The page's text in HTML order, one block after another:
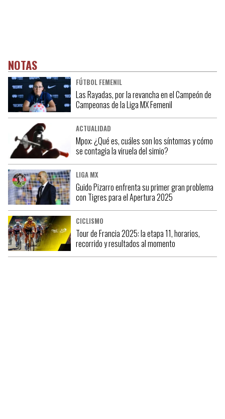
NOTAS
FÚTBOL FEMENIL
Las Rayadas, por la revancha en el Campeón de
Campeonas de la Liga MX Femenil
ACTUALIDAD
Mpox: ¿Qué es, cuáles son los síntomas y cómo
se contagia la viruela del simio?
LIGA MX
Guido Pizarro enfrenta su primer gran problema
con Tigres para el Apertura 2025
CICLISMO
Tour de Francia 2025: la etapa 11, horarios,
recorrido y resultados al momento